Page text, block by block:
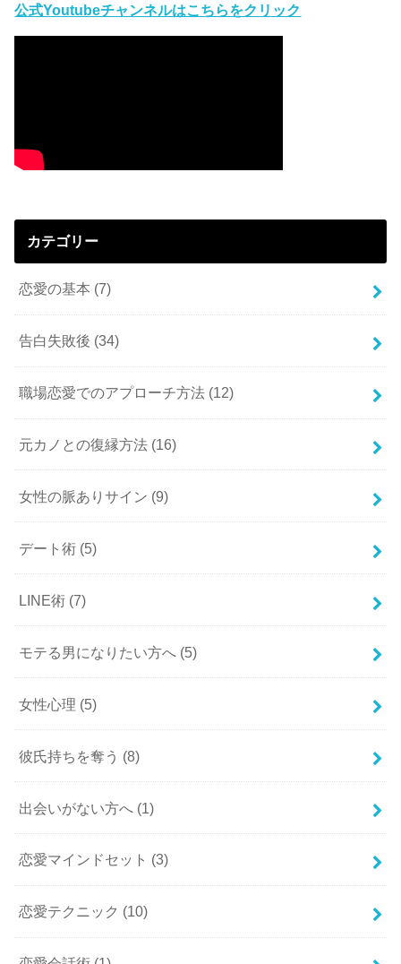
公式Youtubeチャンネルはこちらをクリック
カテゴリー
恋愛の基本 (7)
告白失敗後 (34)
職場恋愛でのアプローチ方法 (12)
元カノとの復縁方法 (16)
女性の脈ありサイン (9)
デート術 (5)
LINE術 (7)
モテる男になりたい方へ (5)
女性心理 (5)
彼氏持ちを奪う (8)
出会いがない方へ (1)
恋愛マインドセット (3)
恋愛テクニック (10)